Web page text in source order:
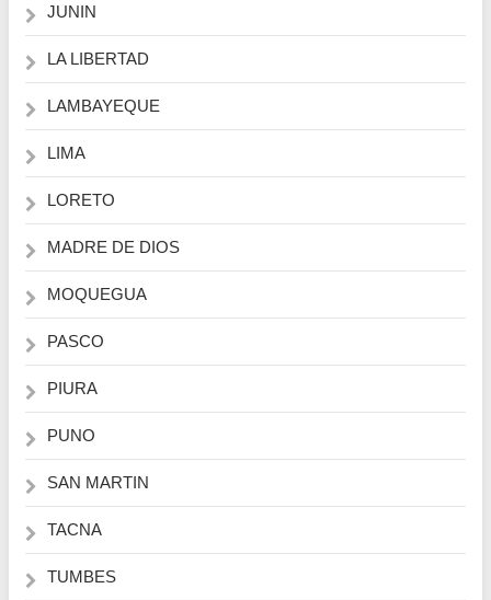
JUNIN
LA LIBERTAD
LAMBAYEQUE
LIMA
LORETO
MADRE DE DIOS
MOQUEGUA
PASCO
PIURA
PUNO
SAN MARTIN
TACNA
TUMBES